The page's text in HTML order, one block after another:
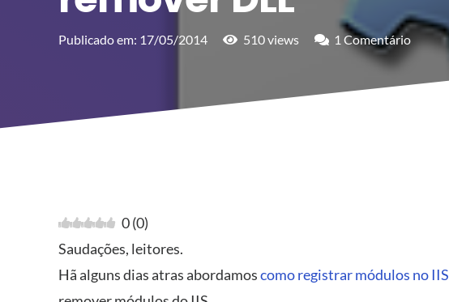
Publicado em: 17/05/2014 510views 1Comentário
0(0)
Saudações, leitores.
Hã alguns dias atras abordamoscomo registrar módulos no IIS